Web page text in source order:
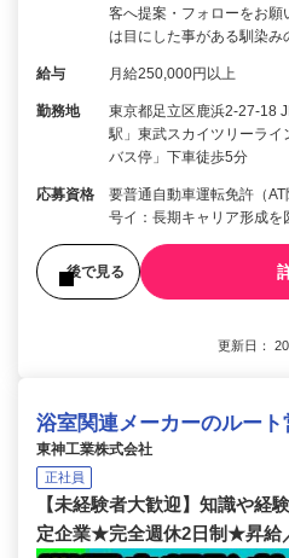
客へ提案・フォローをお
は目にした事がある馴染み
給与 月給250,000円以上
勤務地
東京都足立区鹿浜2-27-18
駅」東武スカイツリーラ
バス停」下車徒歩5分
応募資格
要普通自動車運転免許（
号イ：長期キャリア形成を
後で見る
更新日：
浴室関連メーカーのルート
東神工業株式会社
正社員
【未経験者大歓迎】知識や経
定企業★完全週休2日制★昇給